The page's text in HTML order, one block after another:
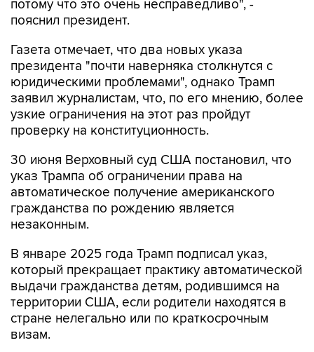
Газета отмечает, что два новых указа
юридическими проблемами", однако Трамп
заявил журналистам, что, по его мнению, более
узкие ограничения на этот раз пройдут
проверку на конституционность.
30 июня Верховный суд США постановил, что
автоматическое получение американского
гражданства по рождению является
незаконным.
В январе 2025 года Трамп подписал указ,
выдачи гражданства детям, родившимся на
территории США, если родители находятся в
стране нелегально или по краткосрочным
визам.
Право на гражданство по рождению